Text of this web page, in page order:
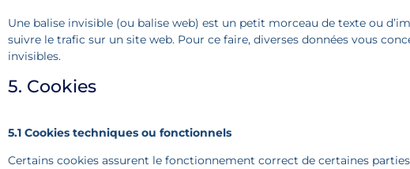
Une balise invisible (ou balise web) est un petit morceau de texte ou
suivre le trafic sur un site web. Pour ce faire, diverses données vous
invisibles.
5. Cookies
5.1 Cookies techniques ou fonctionnels
Certains cookies assurent le fonctionnement correct de certaines